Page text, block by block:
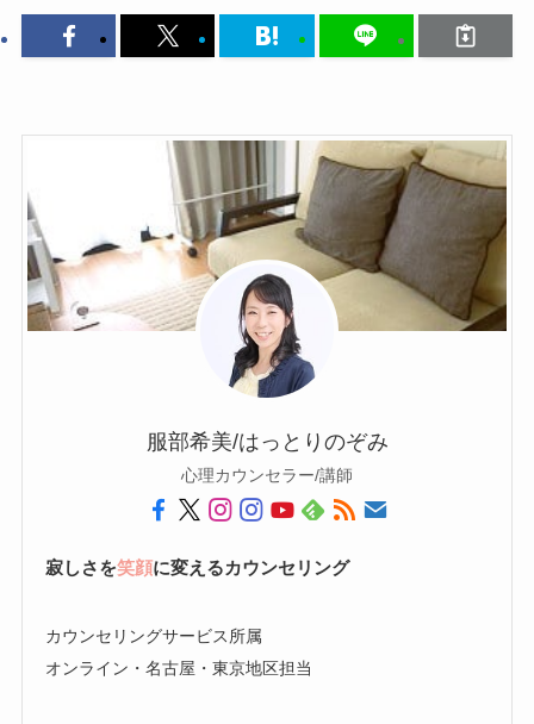
服部希美/はっとりのぞみ
心理カウンセラー/講師
寂しさを笑顔に変えるカウンセリング
カウンセリングサービス所属
オンライン・名古屋・東京地区担当